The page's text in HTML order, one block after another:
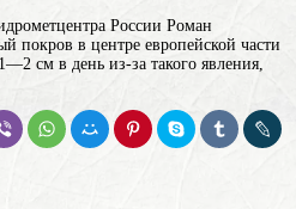
России Роман
покров в центре европейской части
см в день из-за такого явления,